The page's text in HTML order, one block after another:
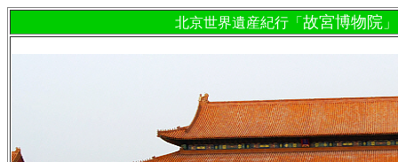
北京世界遺産紀行「 故宮博物院 」